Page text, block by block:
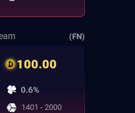
(FN)
100.00
0.6%
1401 - 2000